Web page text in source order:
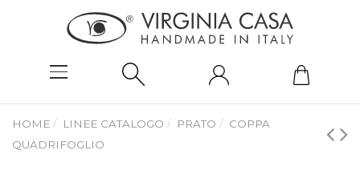
HOME LINEE CATALOGO PRATO
COPPA
QUADRIFOGLIO